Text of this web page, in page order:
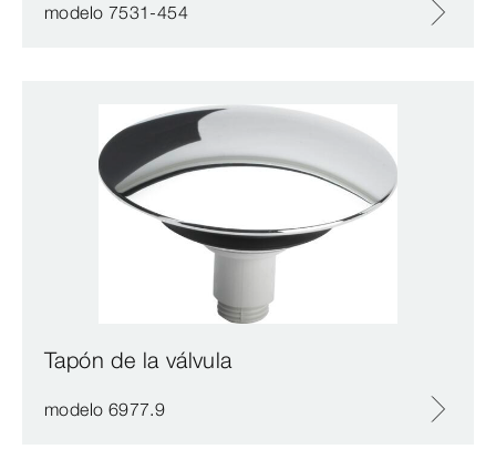
modelo 7531-454
Tapón de la válvula
modelo 6977.9